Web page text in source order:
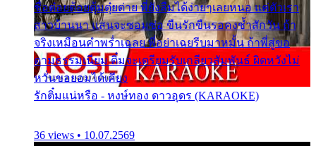
ชื่อต๋อยต้อยตุ้มตุ๋ยต่าย พี่ยังลืมได้ง่ายๆเลยหนอ แค่ตัวเรา
สาวบ้านนา แสนจะซอมซ่อ ขืนรักขืนรอคงช้ำสักวัน ถ้า
จริงเหมือนคำพร่ำเฉลย พี่อย่าเฉยรีบมาหมั้น ถ้าพี่สู่ขอ
ตามธรรมเนียม ติ๋มจะเตรียมรับเกลียวสัมพันธ์ ผิดหวังไม่
หวั่นขอยอมได้เคียง
รักติ๋มแน่หรือ - หงษ์ทอง ดาวอุดร (KARAOKE)
36 views • 10.07.2569